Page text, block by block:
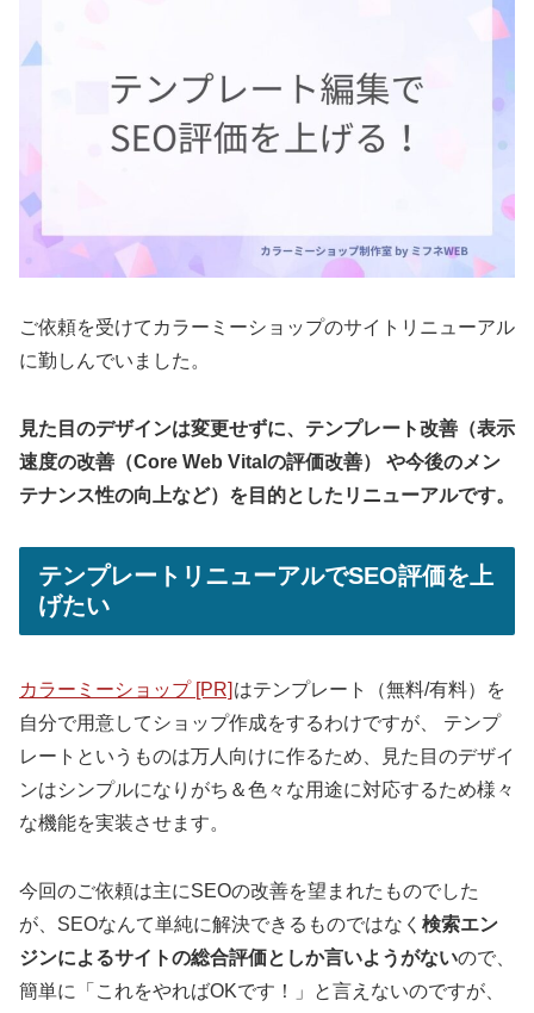
ご依頼を受けてカラーミーショップのサイトリニューアル
に勤しんでいました。
見た目のデザインは変更せずに、テンプレート改善（表示
速度の改善（Core Web Vitalの評価改善） や今後のメン
テナンス性の向上など）を目的としたリニューアルです。
テンプレートリニューアルでSEO評価を上
げたい
カラーミーショップ [PR] はテンプレート（無料/有料）を
自分で用意してショップ作成をするわけですが、 テンプ
レートというものは万人向けに作るため、見た目のデザイ
ンはシンプルになりがち＆色々な用途に対応するため様々
な機能を実装させます。
今回のご依頼は主にSEOの改善を望まれたものでした
が、SEOなんて単純に解決できるものではなく 検索エン
ジンによるサイトの総合評価としか言いようがないので、
簡単に「これをやればOKです！」と言えないのですが、